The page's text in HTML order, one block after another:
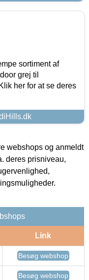
sortiment af
grej til
her for at se deres
webshops og anmeldt
deres prisniveau,
Link
Besøg webshop
Besøg webshop